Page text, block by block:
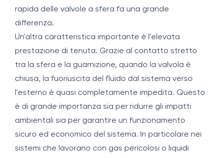
rapida delle valvole a sfera fa una grande
differenza.
Un'altra caratteristica importante è l'elevata
prestazione di tenuta. Grazie al contatto stretto
tra la sfera e la guarnizione, quando la valvola è
chiusa, la fuoriuscita del fluido dal sistema verso
l'esterno è quasi completamente impedita. Questo
è di grande importanza sia per ridurre gli impatti
ambientali sia per garantire un funzionamento
sicuro ed economico del sistema. In particolare nei
sistemi che lavorano con gas pericolosi o liquidi